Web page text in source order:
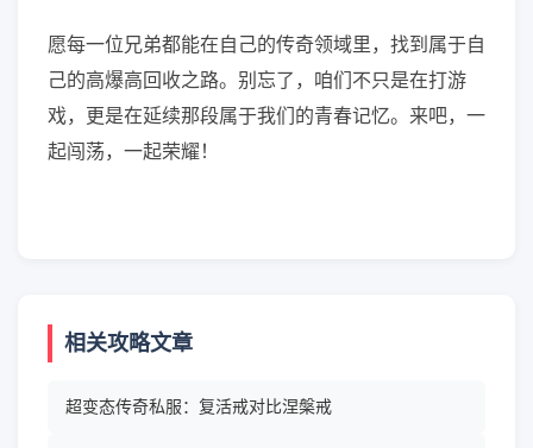
愿每一位兄弟都能在自己的传奇领域里，找到属于自
己的高爆高回收之路。别忘了，咱们不只是在打游
戏，更是在延续那段属于我们的青春记忆。来吧，一
起闯荡，一起荣耀！
相关攻略文章
超变态传奇私服：复活戒对比涅槃戒